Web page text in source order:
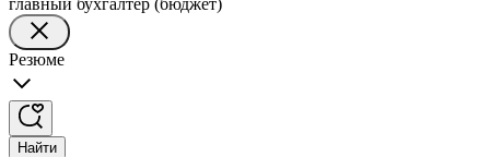
главный бухгалтер (бюджет)
Резюме
Найти